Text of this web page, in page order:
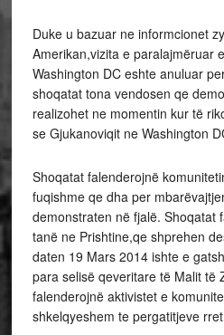
Duke u bazuar ne informcionet
Amerikan,vizita e paralajmëruar
Washington DC eshte anuluar
shoqatat tona vendosen qe
realizohet ne momentin kur të
se Gjukanoviqit ne Washington
Shoqatat falenderojnë
fuqishme qe dha per
demonstraten në fjalë. Shoqatat
tanë ne Prishtine,qe shprehen
daten 19 Mars 2014 ishte e
para selisë qeveritare të Malit të
falenderojnë aktivistet e
shkelqyeshem te pergatitjeve